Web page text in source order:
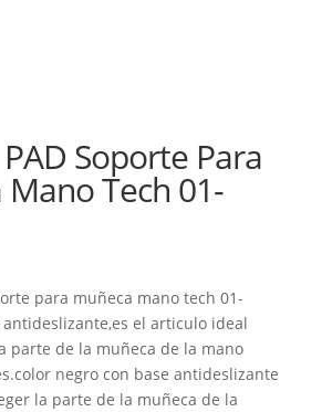
Soporte Para
Tech 01-
para muñeca mano tech 01-
antideslizante,es el articulo ideal
parte de la muñeca de la mano
negro con base antideslizante
la parte de la muñeca de la